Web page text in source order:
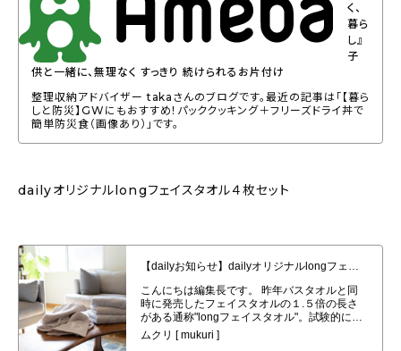
く、
暮ら
し』
子
供と一緒に、無理なく すっきり 続けられるお片付け
整理収納アドバイザー takaさんのブログです。最近の記事は「【暮ら
しと防災】GWにもおすすめ！パッククッキング＋フリーズドライ丼で
簡単防災食（画像あり）」です。
dailyオリジナルlongフェイスタオル４枚セット
【dailyお知らせ】dailyオリジナルlongフェイスタオル４枚セット発売開始